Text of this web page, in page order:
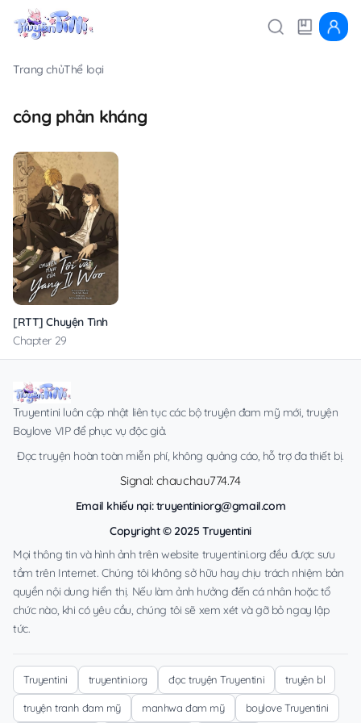
Trang chủThể loại
công phản kháng
[RTT] Chuyện Tình Của Tôi Và Yang Il Woo
Chapter 29
Truyentini luôn cập nhật liên tục các bộ truyện đam mỹ mới, truyện
Boylove VIP để phục vụ độc giả.
Đọc truyện hoàn toàn miễn phí, không quảng cáo, hỗ trợ đa thiết bị.
Signal: chauchau774.74
Email khiếu nại:truyentiniorg@gmail.com
Copyright © 2025 Truyentini
Mọi thông tin và hình ảnh trên website truyentini.org đều được sưu
tầm trên Internet. Chúng tôi không sở hữu hay chịu trách nhiệm bản
quyền nội dung hiển thị. Nếu làm ảnh hưởng đến cá nhân hoặc tổ
chức nào, khi có yêu cầu, chúng tôi sẽ xem xét và gỡ bỏ ngay lập
tức.
Truyentini truyentini.org đọc truyện Truyentini truyện bl
truyện tranh đam mỹ manhwa đam mỹ boylove Truyentini